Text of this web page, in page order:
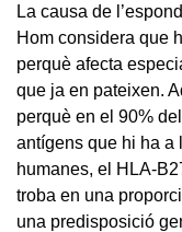
La causa de
Hom considera que
perquè afecta
que ja en pateixen.
perquè en el 90%
antígens que hi ha a
humanes, el HLA-
troba en una
una predisposició